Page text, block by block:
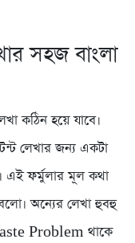
সহজ বাংলা
কঠিন হয়ে যাবে।
লেখার জন্য একটা
এই ফর্মুলার মূল কথা
অন্যের লেখা হুবহু
Problem থাকে